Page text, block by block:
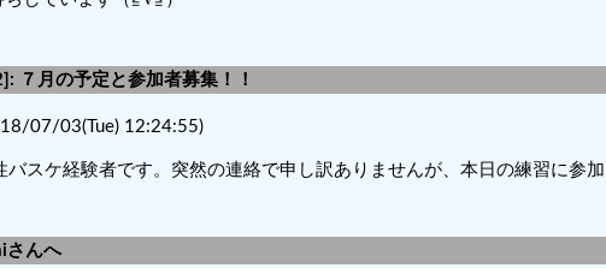
７月の予定と参加者募集！！
07/03(Tue) 12:24:55)
スケ経験者です。突然の連絡で申し訳ありませんが、本日の練習に参
さんへ